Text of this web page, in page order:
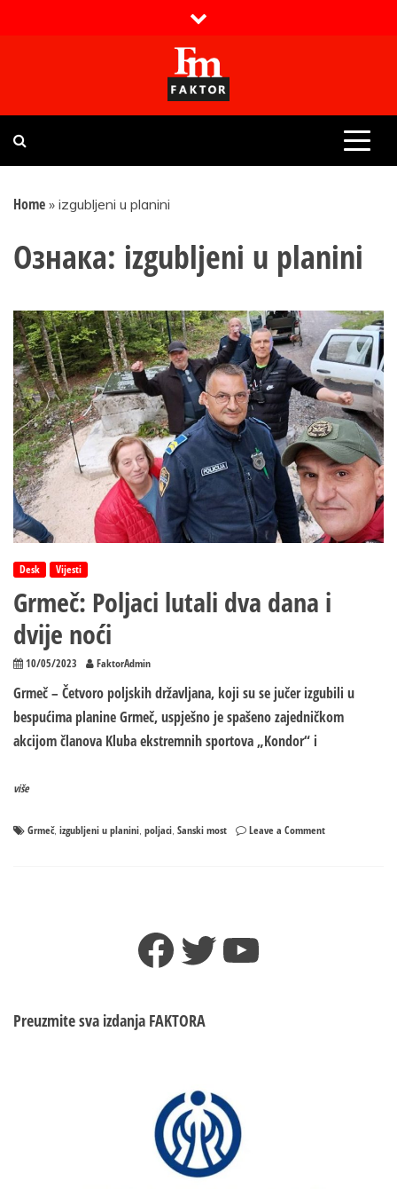
Faktor magazin
Uvijek presudan
Home » izgubljeni u planini
Ознака: izgubljeni u planini
Desk Vijesti
Grmeč: Poljaci lutali dva dana i
dvije noći
10/05/2023 FaktorAdmin
Grmeč – Četvoro poljskih državljana, koji su se jučer izgubili u
bespućima planine Grmeč, uspješno je spašeno zajedničkom
akcijom članova Kluba ekstremnih sportova „Kondor“ i
više
Grmeč, izgubljeni u planini, poljaci, Sanski most Leave a Commenton
Facebook
TwitterYouTube
Preuzmite sva izdanja FAKTORA